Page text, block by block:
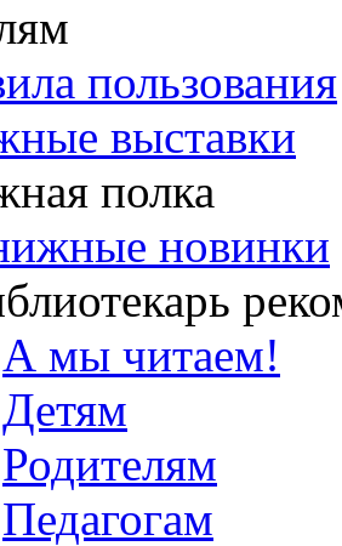
пользования
выставки
полка
новинки
А мы читаем!
Детям
Родителям
Педагогам